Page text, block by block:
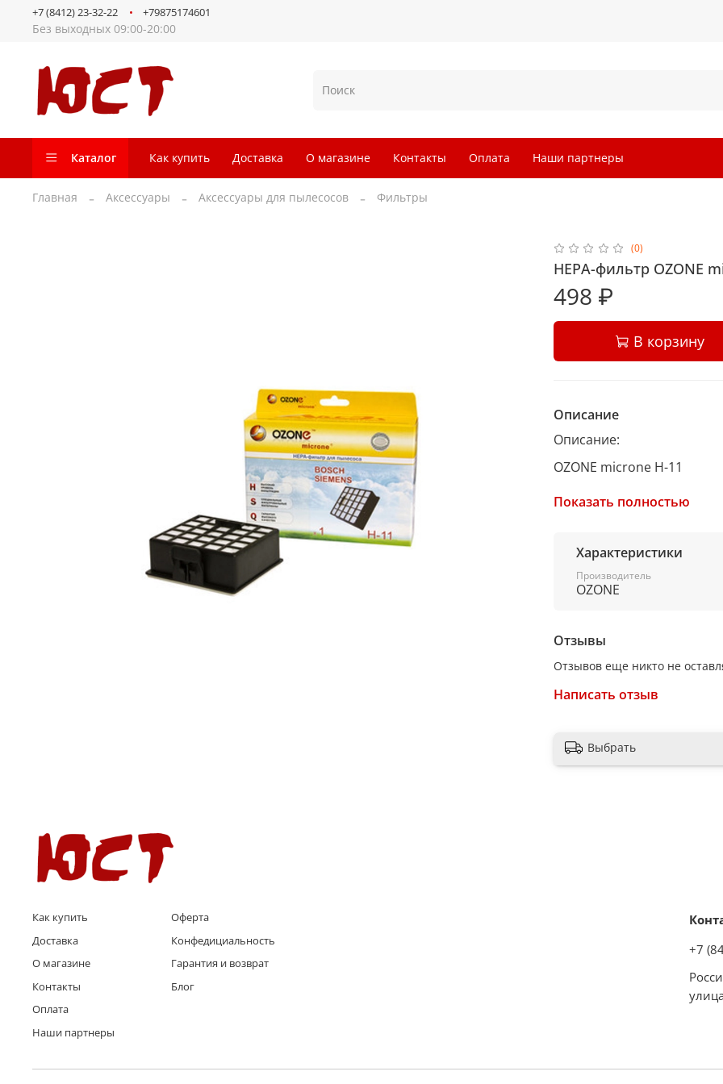
Без выходных 09:00-20:00
+7 (8412) 23-32-22 +79875174601
Каталог Как купить Доставка О магазине Контакты Оплата Наши партнеры
Главная Аксессуары Аксессуары для пылесосов Фильтры
(0)
HEPA-фильтр OZONE
498 ₽
В корзину
Описание
Описание:
OZONE microne H-11
HEPA - фильтр для
Для пылесосов Bosch
BSG62030, BSG62082,
BSGL3222RU, BSGL32282,
BSGL41674, BSGL41674,
Показать полностью
Характеристики
Производитель
OZONE
Отзывы
Отзывов еще никто не
Написать отзыв
Выбрать
Как купить
Доставка
О магазине
Контакты
Оплата
Наши партнеры
Оферта
Конфедициальность
Гарантия и возврат
Блог
+7